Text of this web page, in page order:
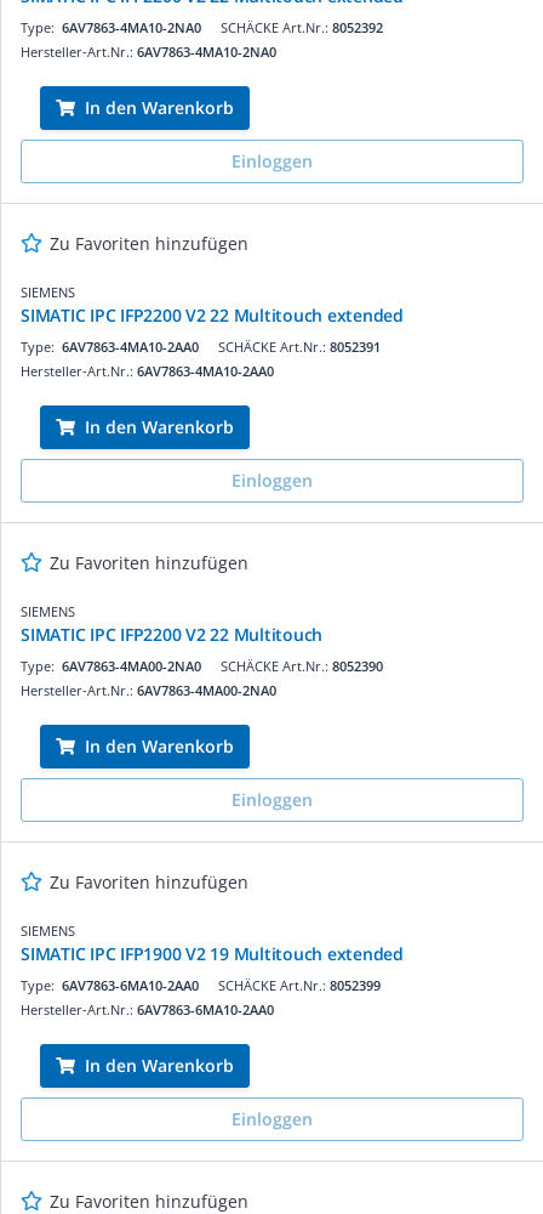
SCHÄCKE Art.Nr.: 8052392
Type: 6AV7863-4MA10-2NA0
Hersteller-Art.Nr.: 6AV7863-4MA10-2NA0
In den Warenkorb
Einloggen
Zu Favoriten hinzufügen
SIEMENS
SIMATIC IPC IFP2200 V2 22 Multitouch extended
SCHÄCKE Art.Nr.: 8052391
Type: 6AV7863-4MA10-2AA0
Hersteller-Art.Nr.: 6AV7863-4MA10-2AA0
In den Warenkorb
Einloggen
Zu Favoriten hinzufügen
SIEMENS
SIMATIC IPC IFP2200 V2 22 Multitouch
SCHÄCKE Art.Nr.: 8052390
Type: 6AV7863-4MA00-2NA0
Hersteller-Art.Nr.: 6AV7863-4MA00-2NA0
In den Warenkorb
Einloggen
Zu Favoriten hinzufügen
SIEMENS
SIMATIC IPC IFP1900 V2 19 Multitouch extended
SCHÄCKE Art.Nr.: 8052399
Type: 6AV7863-6MA10-2AA0
Hersteller-Art.Nr.: 6AV7863-6MA10-2AA0
In den Warenkorb
Einloggen
Zu Favoriten hinzufügen